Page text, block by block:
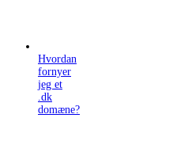
Hvordan
fornyer
jeg et
.dk
domæne?